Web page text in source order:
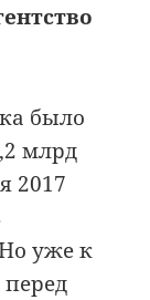
было
млрд
2017
уже к
перед